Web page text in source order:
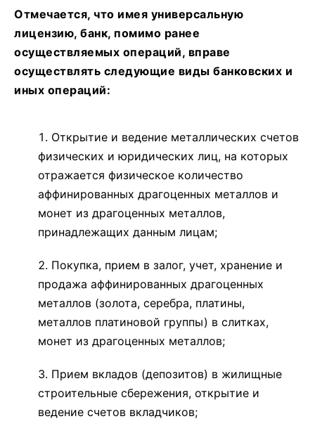
Отмечается, что имея универсальную
лицензию, банк, помимо ранее
осуществляемых операций, вправе
осуществлять следующие виды банковских и
иных операций:
Открытие и ведение металлических счетов
физических и юридических лиц, на которых
отражается физическое количество
аффинированных драгоценных металлов и
монет из драгоценных металлов,
принадлежащих данным лицам;
Покупка, прием в залог, учет, хранение и
продажа аффинированных драгоценных
металлов (золота, серебра, платины,
металлов платиновой группы) в слитках,
монет из драгоценных металлов;
Прием вкладов (депозитов) в жилищные
строительные сбережения, открытие и
ведение счетов вкладчиков;